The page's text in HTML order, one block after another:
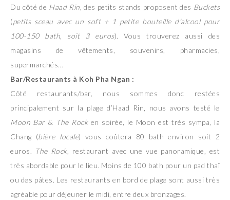
Du côté de Haad Rin , des petits stands proposent des Buckets
(petits sceau avec un soft + 1 petite bouteille d’alcool pour
100-150 bath, soit 3 euros). Vous trouverez aussi des
magasins de vêtements, souvenirs, pharmacies,
supermarchés…
Bar/Restaurants à Koh Pha Ngan :
Côté restaurants/bar, nous sommes donc restées
principalement sur la plage d’Haad Rin, nous avons testé le
Moon Bar& The Rocken soirée, le Moon est très sympa, la
Chang (bière locale) vous coûtera 80 bath environ soit 2
euros. The Rock, restaurant avec une vue panoramique, est
très abordable pour le lieu. Moins de 100 bath pour un pad thaï
ou des pâtes. Les restaurants en bord de plage sont aussi très
agréable pour déjeuner le midi, entre deux bronzages.